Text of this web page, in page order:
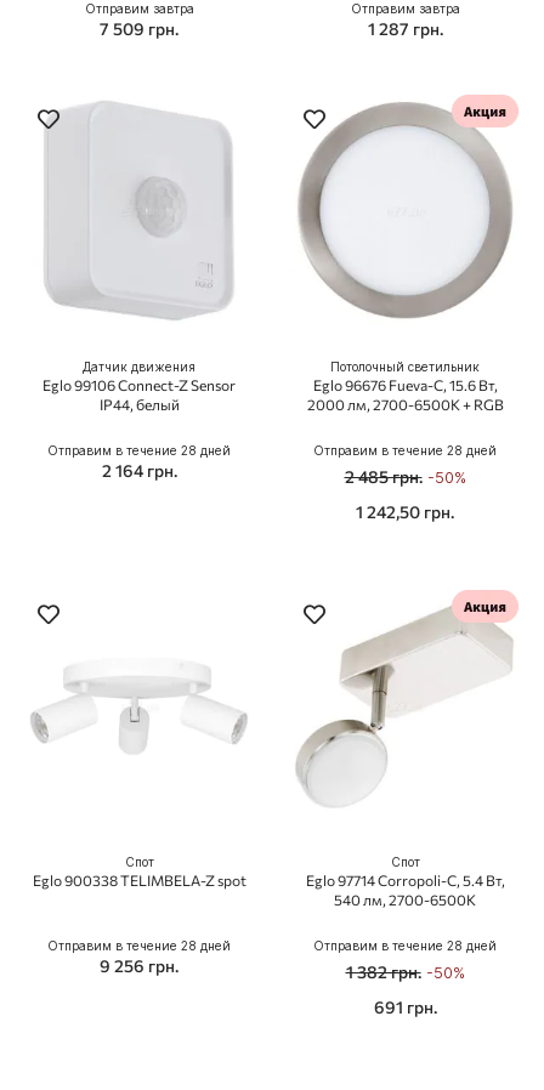
Отправим завтра
7 509 грн.
Отправим завтра
1 287 грн.
Датчик движения
Eglo 99106 Connect-Z Sensor
IP44, белый
Отправим в течение 28 дней
2 164 грн.
Потолочный светильник
Eglo 96676 Fueva-C, 15.6 Вт,
2000 лм, 2700-6500K + RGB
Отправим в течение 28 дней
2 485 грн. -50%
1 242,50 грн.
Спот
Eglo 900338 TELIMBELA-Z spot
Отправим в течение 28 дней
9 256 грн.
Спот
Eglo 97714 Corropoli-C, 5.4 Вт,
540 лм, 2700-6500K
Отправим в течение 28 дней
1 382 грн. -50%
691 грн.